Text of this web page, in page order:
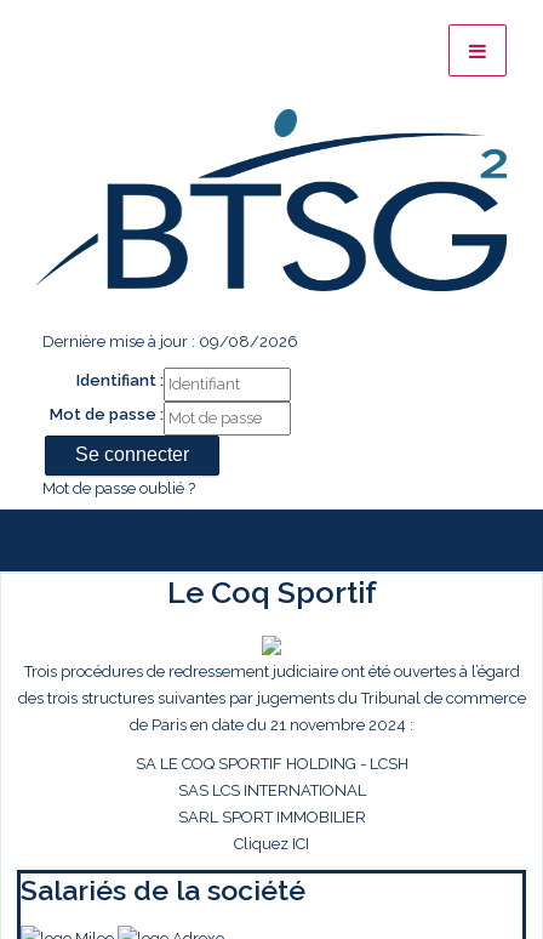
Dernière mise à jour : 09/08/2026
Identifiant :
Mot de passe :
Mot de passe oublié ?
Le Coq Sportif
Trois procédures de redressement judiciaire ont été ouvertes à l’égard
des trois structures suivantes par jugements du Tribunal de commerce
de Paris en date du 21 novembre 2024 :
SA LE COQ SPORTIF HOLDING - LCSH
SAS LCS INTERNATIONAL
SARL SPORT IMMOBILIER
Cliquez ICI
Salariés de la société